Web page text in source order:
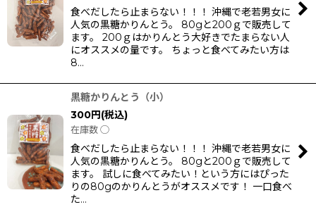
食べだしたら止まらない！！！ 沖縄で老若男女に
人気の黒糖かりんとう。 80gと200ｇで販売して
ます。 200ｇはかりんとう大好きでたまらない人
にオススメの量です。 ちょっと食べてみたい方は
8…
黒糖かりんとう（小）
300円(税込)
在庫数 ◯
食べだしたら止まらない！！！ 沖縄で老若男女に
人気の黒糖かりんとう。 80gと200ｇで販売して
ます。 試しに食べてみたい！という方にはぴった
りの80gのかりんとうがオススメです！ 一口食べ
た…